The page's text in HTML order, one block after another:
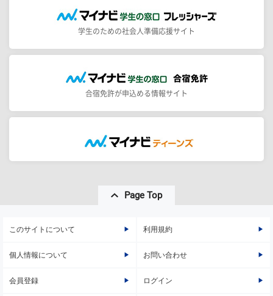
学生のための社会人準備応援サイト
合宿免許が申込める情報サイト
Page Top
このサイトについて 利用規約
個人情報について お問い合わせ
会員登録 ログイン